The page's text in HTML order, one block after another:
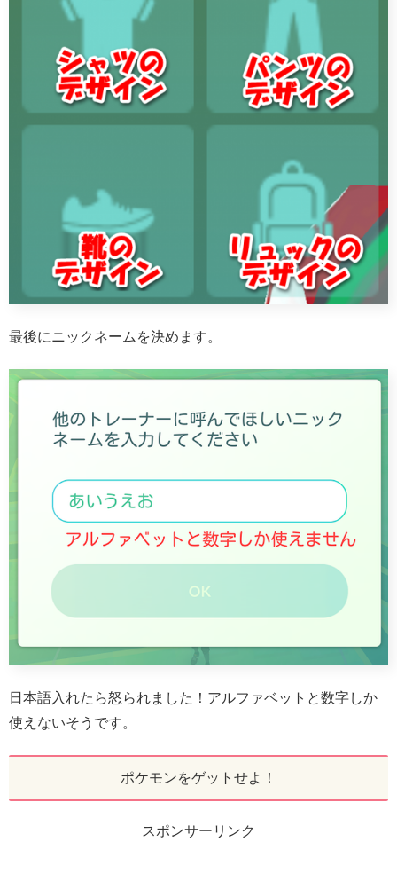
最後にニックネームを決めます。
日本語入れたら怒られました！アルファベットと数字しか
使えないそうです。
ポケモンをゲットせよ！
スポンサーリンク